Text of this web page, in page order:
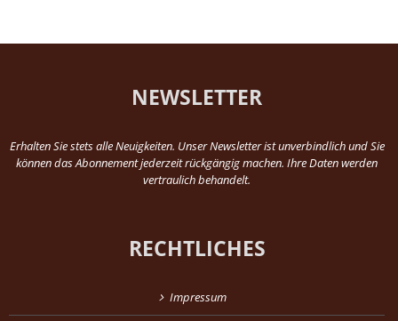
NEWSLETTER
Erhalten Sie stets alle Neuigkeiten. Unser Newsletter ist unverbindlich und Sie
können das Abonnement jederzeit rückgängig machen. Ihre Daten werden
vertraulich behandelt.
RECHTLICHES
Impressum